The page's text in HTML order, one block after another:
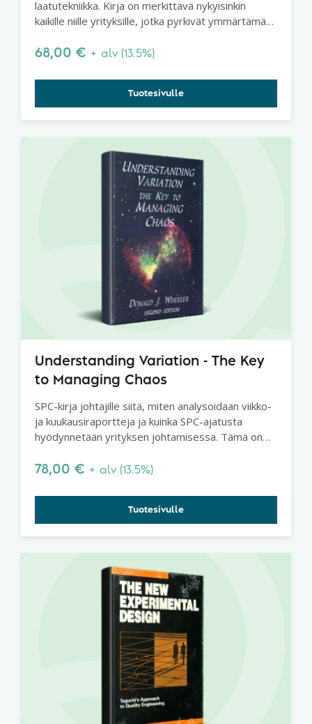
laatutekniikka. Kirja on merkittävä nykyisinkin
kaikille niille yrityksille, jotka pyrkivät ymmärtämään
Shewhartin luoma perusta ei horju.
68,00 € + alv (13.5%)
Tuotesivulle
Understanding Variation - The Key
to Managing Chaos
SPC-kirja johtajille siitä, miten analysoidaan viikko-
ja kuukausiraportteja ja kuinka SPC-ajatusta
hyödynnetään yrityksen johtamisessa. Tämä on
lukea.
78,00 € + alv (13.5%)
Tuotesivulle